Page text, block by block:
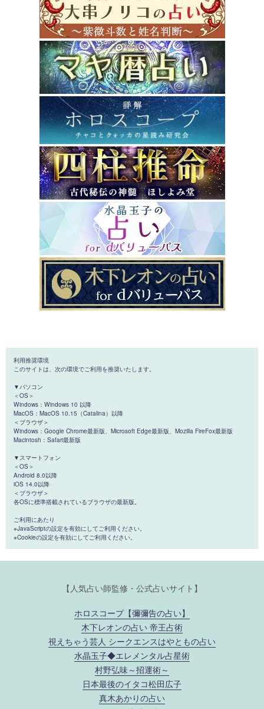
利用推奨環境
このサイトは、次の環境でご利用を推奨いたします。
▼パソコン
＜OS＞
Windows：Windows 10 以降
MacOS：MacOS 10.15（Catalina）以降
＜ブラウザ＞
Windows：Google Chrome最新版、Microsoft Edge最新版、Mozilla FireFox最新版
Macintosh：Safari最新版
▼スマートフォン
＜OS＞
Android 8.0以降
iOS 14.0以降
＜ブラウザ＞
各OSに標準搭載されているブラウザの最新版。
ご利用にあたり
※JavaScriptの設定を有効にしてご利用ください。
※Cookieの設定を有効にしてご利用ください。
【人気占い師監修・公式占いサイト】
ホロスコープ【彌彌告の占い】
木下レオンの占い 帝王占術
視えちゃう芸人 シークエンスはやともの占い
水晶玉子◆エレメンタル占星術
村野弘味～招運術～
日本最後のイタコ松田広子
真木あかりの占い